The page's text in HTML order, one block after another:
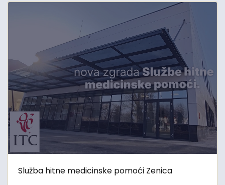
Služba hitne medicinske pomoći Zenica